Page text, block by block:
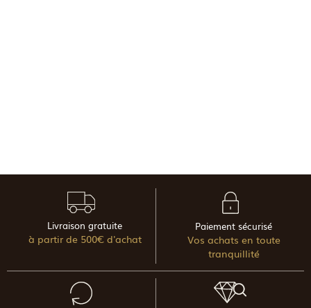
Livraison gratuite
à partir de 500€ d'achat
Paiement sécurisé
Vos achats en toute
tranquillité